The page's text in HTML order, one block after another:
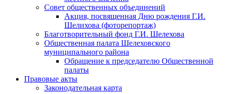
Совет общественных объединений
Акция, посвященная Дню рождения Г.И.
Шелихова (фоторепортаж)
Благотворительный фонд Г.И. Шелехова
Общественная палата Шелеховского
муниципального района
Обращение к председателю Общественной
палаты
Правовые акты
Законодательная карта